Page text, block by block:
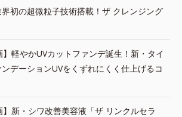
界初の超微粒子技術搭載！ザ クレンジング
】軽やかUVカットファンデ誕生！新・タイ
デーションUVをくずれにくく仕上げるコ
】新・シワ改善美容液「ザ リンクルセラ